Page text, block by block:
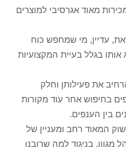
מאוד אגרסיבי למוצרים
עדיין, מי שמחפש כוח
בגלל בעיית המקצועיות
את פעילותן וחלק
בחיפוש אחר עוד מקורות
בין הענפים.
המאוד רחב ומעניין של
בניגוד למה שרובנו